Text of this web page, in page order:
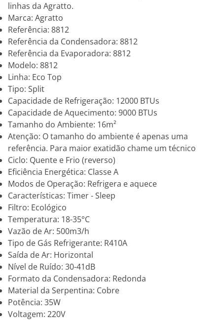
linhas da Agratto.
Marca: Agratto
Referência: 8812
Referência da Condensadora: 8812
Referência da Evaporadora: 8812
Modelo: 8812
Linha: Eco Top
Tipo: Split
Capacidade de Refrigeração: 12000 BTUs
Capacidade de Aquecimento: 9000 BTUs
Tamanho do Ambiente: 16m²
Atenção: O tamanho do ambiente é apenas uma
referência. Para maior exatidão chame um técnico
Ciclo: Quente e Frio (reverso)
Eficiência Energética: Classe A
Modos de Operação: Refrigera e aquece
Características: Timer - Sleep
Filtro: Ecológico
Temperatura: 18-35°C
Vazão de Ar: 500m3/h
Tipo de Gás Refrigerante: R410A
Saída de Ar: Horizontal
Nível de Ruído: 30-41dB
Formato da Condensadora: Redonda
Material da Serpentina: Cobre
Potência: 35W
Voltagem: 220V